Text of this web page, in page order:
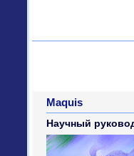
Maquis
Научный